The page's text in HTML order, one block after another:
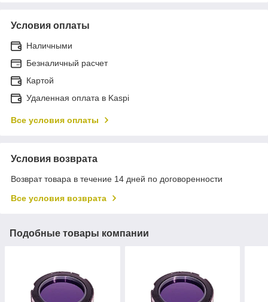
Условия оплаты
Наличными
Безналичный расчет
Картой
Удаленная оплата в Kaspi
Все условия оплаты
Условия возврата
Возврат товара в течение 14 дней по договоренности
Все условия возврата
Подобные товары компании